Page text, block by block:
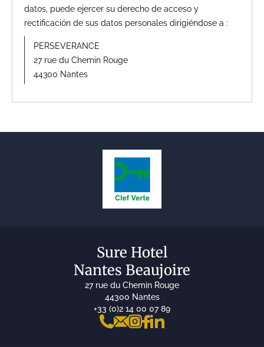
datos, puede ejercer su derecho de acceso y
rectificación de sus datos personales dirigiéndose a :
PERSEVERANCE
27 rue du Chemin Rouge
44300 Nantes
Sure Hotel
Nantes Beaujoire
27 rue du Chemin Rouge
44300 Nantes
+33 (0)2 14 00 07 89